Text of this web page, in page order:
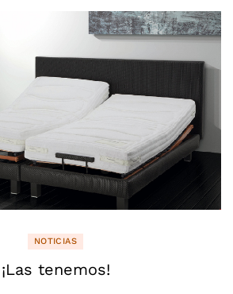
NOTICIAS
¡Las tenemos!